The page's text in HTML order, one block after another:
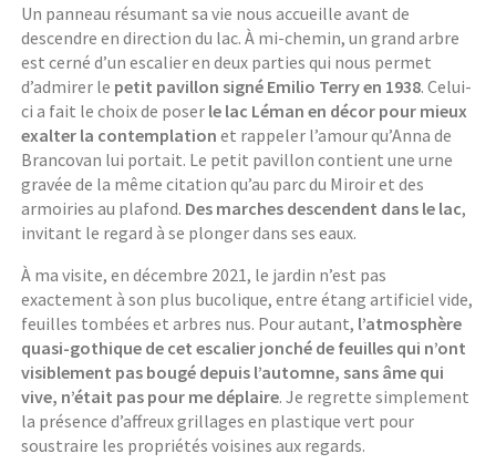
Un panneau résumant sa vie nous accueille avant de
descendre en direction du lac. À mi-chemin, un grand arbre
est cerné d’un escalier en deux parties qui nous permet
d’admirer le petit pavillon signé Emilio Terry en 1938. Celui-
ci a fait le choix de poser le lac Léman en décor pour mieux
exalter la contemplation et rappeler l’amour qu’Anna de
Brancovan lui portait. Le petit pavillon contient une urne
gravée de la même citation qu’au parc du Miroir et des
armoiries au plafond. Des marches descendent dans le lac,
invitant le regard à se plonger dans ses eaux.
À ma visite, en décembre 2021, le jardin n’est pas
exactement à son plus bucolique, entre étang artificiel vide,
feuilles tombées et arbres nus. Pour autant, l’atmosphère
quasi-gothique de cet escalier jonché de feuilles qui n’ont
visiblement pas bougé depuis l’automne, sans âme qui
vive, n’était pas pour me déplaire. Je regrette simplement
la présence d’affreux grillages en plastique vert pour
soustraire les propriétés voisines aux regards.